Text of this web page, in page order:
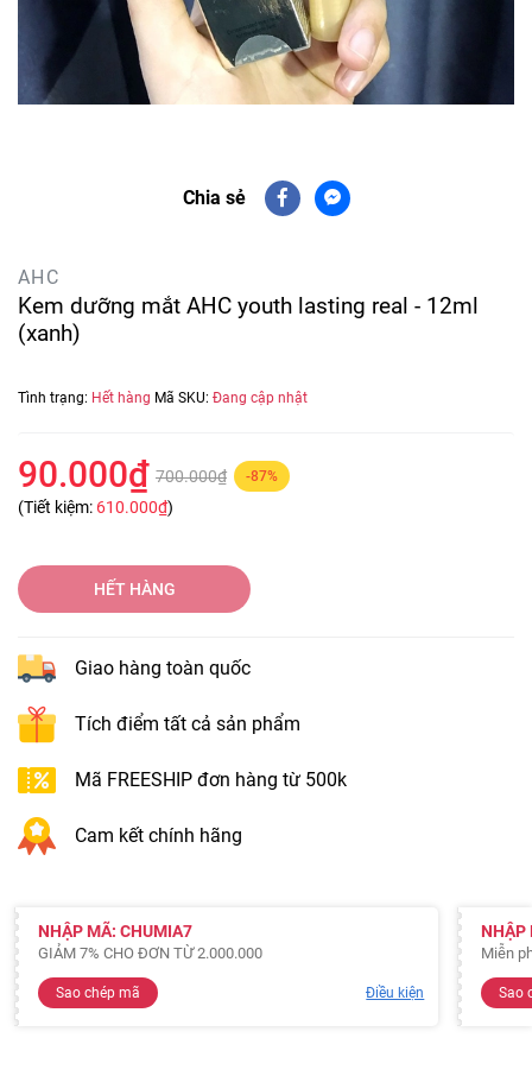
Chia sẻ
AHC
Kem dưỡng mắt AHC youth lasting real - 12ml
(xanh)
Tình trạng: Hết hàng Mã SKU: Đang cập nhật
90.000₫ 700.000₫ -87%
(Tiết kiệm: 610.000₫)
HẾT HÀNG
Giao hàng toàn quốc
Tích điểm tất cả sản phẩm
Mã FREESHIP đơn hàng từ 500k
Cam kết chính hãng
NHẬP MÃ: CHUMIA7
GIẢM 7% CHO ĐƠN TỪ 2.000.000
Sao chép mã Điều kiện
NHẬP
Miễn
Sao